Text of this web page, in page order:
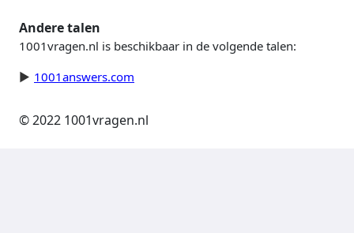
Andere talen
1001vragen.nl is beschikbaar in de volgende talen:
1001answers.com
© 2022 1001vragen.nl